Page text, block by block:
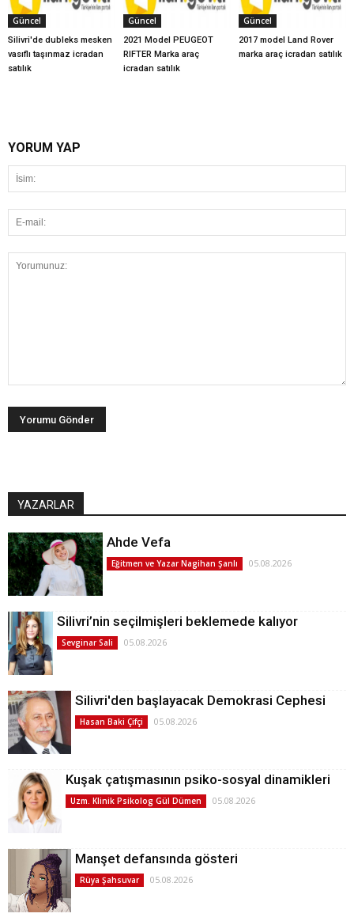
Güncel
Silivri'de dubleks mesken
vasıflı taşınmaz icradan
satılık
Güncel
2021 Model PEUGEOT
RIFTER Marka araç
icradan satılık
Güncel
2017 model Land Rover
marka araç icradan satılık
YORUM YAP
YAZARLAR
Ahde Vefa
Eğitmen ve Yazar Nagihan Şanlı 05.08.2026
Silivri’nin seçilmişleri beklemede kalıyor
Sevginar Sali 05.08.2026
Silivri'den başlayacak Demokrasi Cephesi
Hasan Baki Çifçi 05.08.2026
Kuşak çatışmasının psiko-sosyal dinamikleri
Uzm. Klinik Psikolog Gül Dümen 05.08.2026
Manşet defansında gösteri
Rüya Şahsuvar 05.08.2026